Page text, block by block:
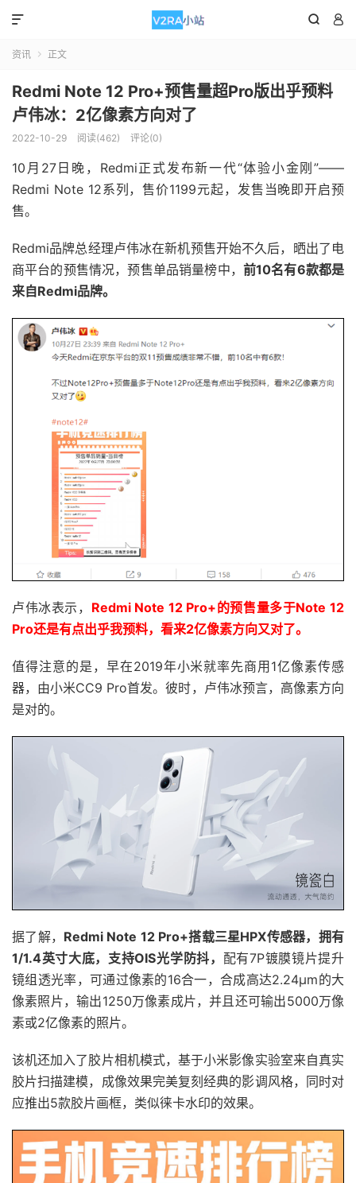
 

资讯  正文
Redmi Note 12 Pro+预售量超Pro版出乎预料
卢伟冰：2亿像素方向对了
2022-10-29 阅读(462) 评论(0)
10月27日晚，Redmi正式发布新一代“体验小金刚”——
Redmi Note 12系列，售价1199元起，发售当晚即开启预
售。
Redmi品牌总经理卢伟冰在新机预售开始不久后，晒出了电
商平台的预售情况，预售单品销量榜中， 前10名有6款都是
来自Redmi品牌。
卢伟冰表示， Redmi Note 12 Pro+的预售量多于Note 12
Pro还是有点出乎我预料，看来2亿像素方向又对了。
值得注意的是，早在2019年小米就率先商用1亿像素传感
器，由小米CC9 Pro首发。彼时，卢伟冰预言，高像素方向
是对的。
据了解， Redmi Note 12 Pro+搭载三星HPX传感器，拥有
1/1.4英寸大底，支持OIS光学防抖， 配有7P镀膜镜片提升
镜组透光率，可通过像素的16合一，合成高达2.24μm的大
像素照片，输出1250万像素成片，并且还可输出5000万像
素或2亿像素的照片。
该机还加入了胶片相机模式，基于小米影像实验室来自真实
胶片扫描建模，成像效果完美复刻经典的影调风格，同时对
应推出5款胶片画框，类似徕卡水印的效果。